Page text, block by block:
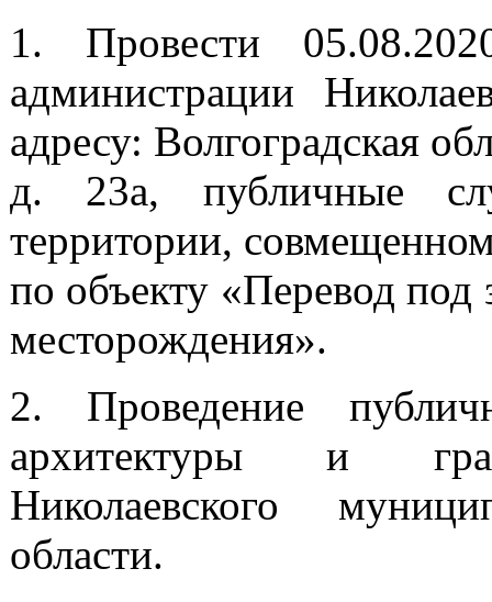
1. Провести
администрации
адресу: Волгоградская
д. 23а, публичные
территории,
по объекту «Перевод
месторождения».
2. Проведение
архитектуры и
Николаевского
области.